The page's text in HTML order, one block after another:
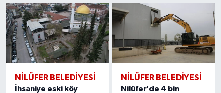
NİLÜFER BELEDİYESİ
İhsaniye eski köy
NİLÜFER BELEDİYESİ
Nilüfer’de 4 bin